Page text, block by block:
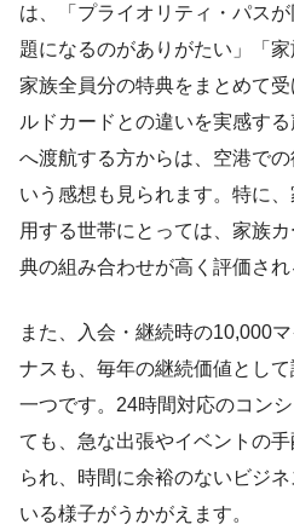
は、「プライオリティ・パス
題になるのがありがたい」「
家族全員分の特典をまとめて
ルドカードとの違いを実感す
へ渡航する方からは、空港で
いう感想も見られます。特に
用する世帯にとっては、家族
典の組み合わせが高く評価され
また、入会・継続時の10,000
ナスも、毎年の継続価値とし
一つです。24時間対応のコン
ても、急な出張やイベントの
られ、時間に余裕のないビジ
いる様子がうかがえます。